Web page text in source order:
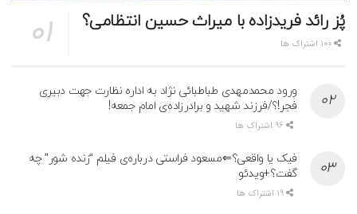
پُز رائد فریدزاده با میراث حسین انتظامی؟
ورود محمدمهدی طباطبائی نژاد به اداره نظارت جهت دبیری
فجر!؟/فرزند شهید و برادرزاده‌ی امام جمعه!
فیک یا واقعی؟⇐مسعود فراستی درباره‌ی فیلم “زنده شور” چه
گفت؟+ویدئو